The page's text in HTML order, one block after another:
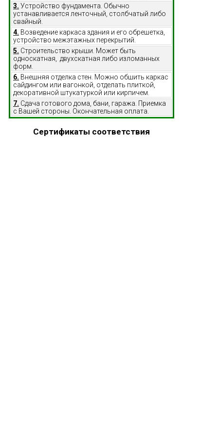
3. Устройство фундамента. Обычно
устанавливается ленточный, столбчатый либо
свайный.
4. Возведение каркаса здания и его обрешетка,
устройство межэтажных перекрытий.
5. Строительство крыши. Может быть
односкатная, двухскатная либо изломанных
форм.
6. Внешняя отделка стен. Можно обшить каркас
сайдингом или вагонкой, отделать плиткой,
декоративной штукатуркой или кирпичем.
7. Сдача готового дома, бани, гаража. Приемка
с Вашей стороны. Окончательная оплата.
Сертификаты соответствия